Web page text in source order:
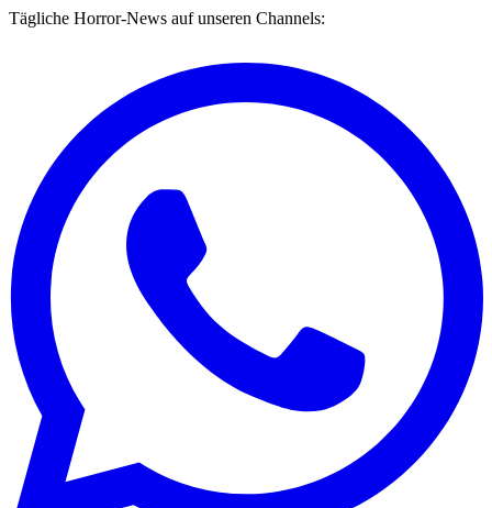
Tägliche Horror-News auf unseren Channels: